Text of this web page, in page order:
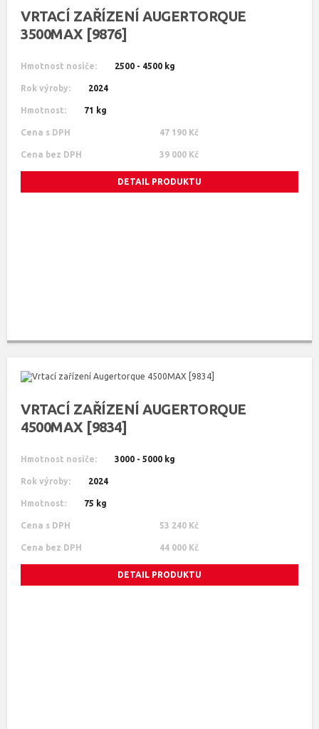
VRTACÍ ZAŘÍZENÍ AUGERTORQUE
3500MAX [9876]
Hmotnost nosiče: 2500 - 4500 kg
Rok výroby: 2024
Hmotnost: 71 kg
Cena s DPH 47 190 Kč
Cena bez DPH 39 000 Kč
DETAIL PRODUKTU
VRTACÍ ZAŘÍZENÍ AUGERTORQUE
4500MAX [9834]
Hmotnost nosiče: 3000 - 5000 kg
Rok výroby: 2024
Hmotnost: 75 kg
Cena s DPH 53 240 Kč
Cena bez DPH 44 000 Kč
DETAIL PRODUKTU